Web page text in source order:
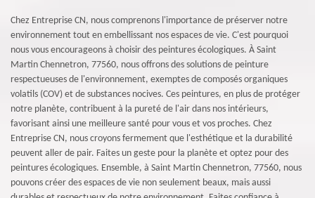
Chez Entreprise CN, nous comprenons l'importance de préserver notre
environnement tout en embellissant nos espaces de vie. C'est pourquoi
nous vous encourageons à choisir des peintures écologiques. À Saint
Martin Chennetron, 77560, nous offrons des solutions de peinture
respectueuses de l'environnement, exemptes de composés organiques
volatils (COV) et de substances nocives. Ces peintures, en plus de protéger
notre planète, contribuent à la pureté de l'air dans nos intérieurs,
favorisant ainsi une meilleure santé pour vous et vos proches. Chez
Entreprise CN, nous croyons fermement que l'esthétique et la durabilité
peuvent aller de pair. Faites un geste pour la planète et optez pour des
peintures écologiques. Ensemble, à Saint Martin Chennetron, 77560, nous
pouvons créer des espaces de vie non seulement beaux, mais aussi